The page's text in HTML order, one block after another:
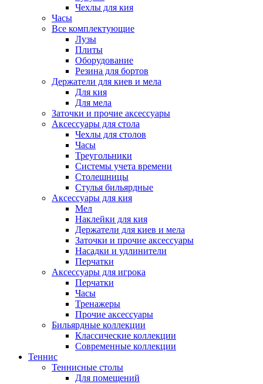
Чехлы для кия
Часы
Все комплектующие
Лузы
Плиты
Оборудование
Резина для бортов
Держатели для киев и мела
Для кия
Для мела
Заточки и прочие аксессуары
Аксессуары для стола
Чехлы для столов
Часы
Треугольники
Системы учета времени
Столешницы
Стулья бильярдные
Аксессуары для кия
Мел
Наклейки для кия
Держатели для киев и мела
Заточки и прочие аксессуары
Насадки и удлинители
Перчатки
Аксессуары для игрока
Перчатки
Часы
Тренажеры
Прочие аксессуары
Бильярдные коллекции
Классические коллекции
Современные коллекции
Теннис
Теннисные столы
Для помещений